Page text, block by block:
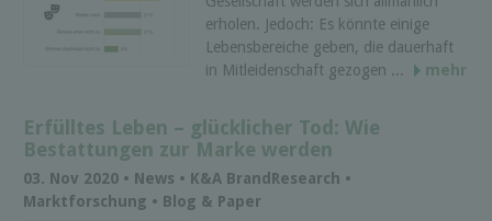
erholen. Jedoch: Es könnte einige
Lebensbereiche geben, die dauerhaft
in Mitleidenschaft gezogen ...
mehr
Erfülltes Leben – glücklicher Tod: Wie
Bestattungen zur Marke werden
03. Nov 2020 • News • K&A BrandResearch •
Marktforschung • Blog & Paper